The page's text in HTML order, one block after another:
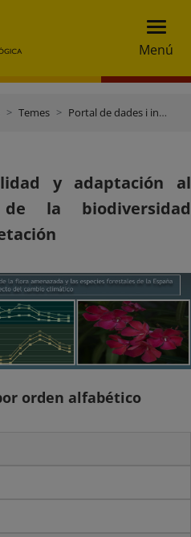
Menú
Temes Portal de dades i inventaris
y adaptación al
la biodiversidad
orden alfabético